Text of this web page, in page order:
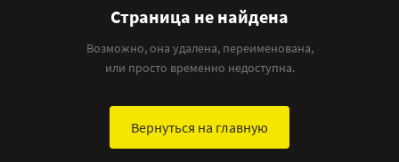
Страница не найдена
Возможно, она удалена, переименована,
или просто временно недоступна.
Вернуться на главную